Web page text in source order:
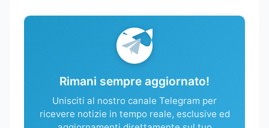
Rimani sempre aggiornato!
Unisciti al nostro canale Telegram per
ricevere notizie in tempo reale, esclusive ed